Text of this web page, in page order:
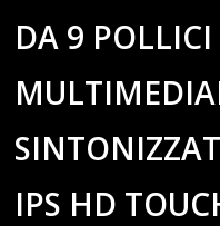
DA 9 POLLICI
IPS HD